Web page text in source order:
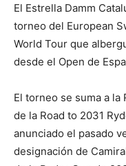
El Estrella Damm
torneo del European
World Tour que
desde el Open de
El torneo se suma a
de la Road to 2031
anunciado el pasado
designación de